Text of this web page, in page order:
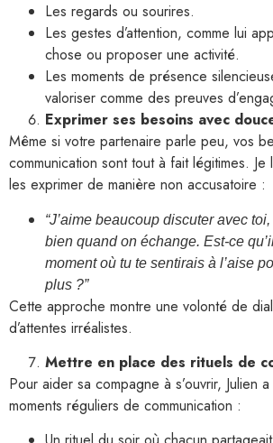
Les regards ou sourires.
Les gestes d’attention, comme lui
chose ou proposer une activité.
Les moments de présence
valoriser comme des preuves
Exprimer ses besoins avec
Même si votre partenaire parle peu, vos
communication sont tout à fait légitimes.
les exprimer de manière non accusatoire :
“J’aime beaucoup discuter avec
bien quand on échange. Est-ce
moment où tu te sentirais à l’aise
plus ?”
Cette approche montre une volonté de
d’attentes irréalistes.
Mettre en place des rituels de
Pour aider sa compagne à s’ouvrir, Julien
moments réguliers de communication :